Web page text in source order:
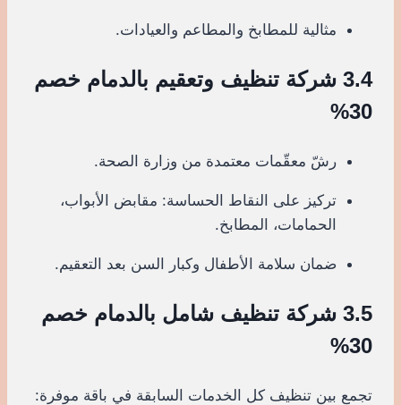
مثالية للمطابخ والمطاعم والعيادات.
3.4 شركة تنظيف وتعقيم بالدمام خصم
30%
رشّ معقّمات معتمدة من وزارة الصحة.
تركيز على النقاط الحساسة: مقابض الأبواب،
الحمامات، المطابخ.
ضمان سلامة الأطفال وكبار السن بعد التعقيم.
3.5 شركة تنظيف شامل بالدمام خصم
30%
تجمع بين تنظيف كل الخدمات السابقة في باقة موفرة: